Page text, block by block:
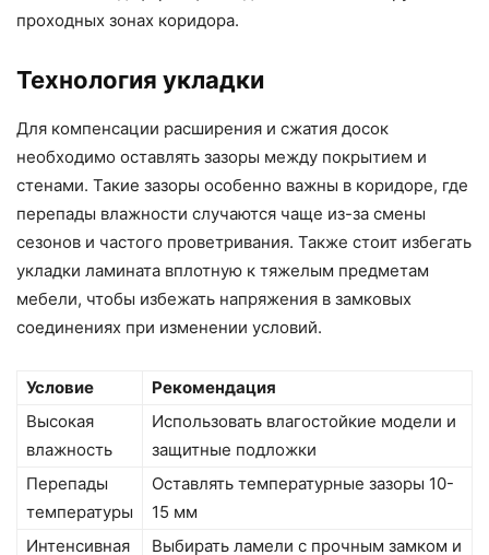
проходных зонах коридора.
Технология укладки
Для компенсации расширения и сжатия досок
необходимо оставлять зазоры между покрытием и
стенами. Такие зазоры особенно важны в коридоре, где
перепады влажности случаются чаще из-за смены
сезонов и частого проветривания. Также стоит избегать
укладки ламината вплотную к тяжелым предметам
мебели, чтобы избежать напряжения в замковых
соединениях при изменении условий.
Условие
Рекомендация
Высокая
влажность
Использовать влагостойкие модели и
защитные подложки
Перепады
температуры
Оставлять температурные зазоры 10-
15 мм
Интенсивная
Выбирать ламели с прочным замком и